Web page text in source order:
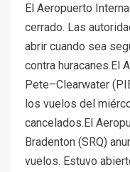
El Aeropuerto
cerrado. Las
abrir cuando sea
contra huracanes.El
Pete–Clearwater
los vuelos del
cancelados.El
Bradenton (SRQ)
vuelos. Estuvo